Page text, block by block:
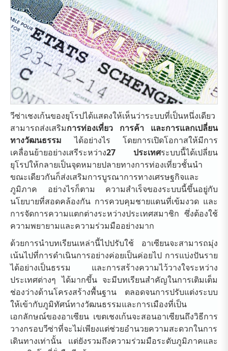
วีซ่าเชงเก้นของยุโรปได้แสดงให้เห็นว่าระบบที่เป็นหนึ่งเดียว
สามารถส่งเสริมการท่องเที่ยว การค้า และการแลกเปลี่ยน
ทางวัฒนธรรม ได้อย่างไร โดยการเปิดโอกาสให้มีการ
เคลื่อนย้ายอย่างเสรีระหว่าง27 ประเทศระบบนี้ได้เปลี่ยน
ยุโรปให้กลายเป็นจุดหมายปลายทางการท่องเที่ยวชั้นนำ
ขณะเดียวกันก็ส่งเสริมการบูรณาการทางเศรษฐกิจและ
ภูมิภาค อย่างไรก็ตาม ความสำเร็จของระบบนี้ขึ้นอยู่กับ
นโยบายที่สอดคล้องกัน การควบคุมชายแดนที่เข้มงวด และ
การจัดการความแตกต่างระหว่างประเทศสมาชิก ซึ่งต้องใช้
ความพยายามและความร่วมมืออย่างมาก
ด้วยการนำบทเรียนเหล่านี้ไปปรับใช้ อาเซียนจะสามารถมุ่ง
เน้นไปที่การดำเนินการอย่างค่อยเป็นค่อยไป การแบ่งปันราย
ได้อย่างเป็นธรรม และการสร้างความไว้วางใจระหว่าง
ประเทศต่างๆ ได้มากขึ้น จะมีบทเรียนสำคัญในการเติมเต็ม
ช่องว่างด้านโครงสร้างพื้นฐาน ตลอดจนการปรับแต่งระบบ
ให้เข้ากับภูมิทัศน์ทางวัฒนธรรมและการเมืองที่เป็น
เอกลักษณ์ของอาเซียน เขตเชงเก้นจะสอนอาเซียนถึงวิธีการ
วางกรอบวีซ่าที่จะไม่เพียงแต่ช่วยอำนวยความสะดวกในการ
เดินทางเท่านั้น แต่ยังรวมถึงความร่วมมือระดับภูมิภาคและ